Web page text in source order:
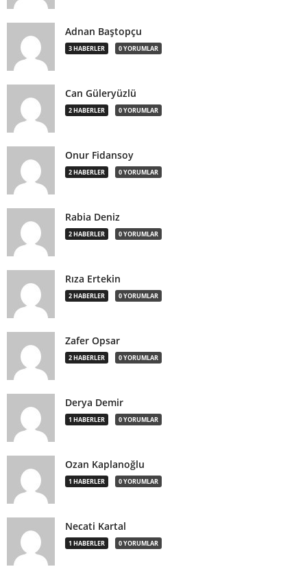
Adnan Baştopçu
3 HABERLER 0 YORUMLAR
Can Güleryüzlü
2 HABERLER 0 YORUMLAR
Onur Fidansoy
2 HABERLER 0 YORUMLAR
Rabia Deniz
2 HABERLER 0 YORUMLAR
Rıza Ertekin
2 HABERLER 0 YORUMLAR
Zafer Opsar
2 HABERLER 0 YORUMLAR
Derya Demir
1 HABERLER 0 YORUMLAR
Ozan Kaplanoğlu
1 HABERLER 0 YORUMLAR
Necati Kartal
1 HABERLER 0 YORUMLAR